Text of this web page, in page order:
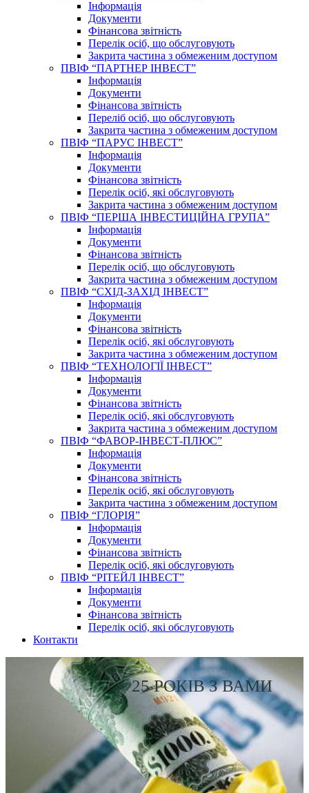
Інформація
Документи
Фінансова звітність
Перелік осіб, що обслуговують
Закрита частина з обмеженим доступом
ПВІФ “ПАРТНЕР ІНВЕСТ”
Інформація
Документи
Фінансова звітність
Переліб осіб, що обслуговують
Закрита частина з обмеженим доступом
ПВІФ “ПАРУС ІНВЕСТ”
Інформація
Документи
Фінансова звітність
Перелік осіб, які обслуговують
Закрита частина з обмеженим доступом
ПВІФ “ПЕРША ІНВЕСТИЦІЙНА ГРУПА”
Інформація
Документи
Фінансова звітність
Перелік осіб, що обслуговують
Закрита частина з обмеженим доступом
ПВІФ “СХІД-ЗАХІД ІНВЕСТ”
Інформація
Документи
Фінансова звітність
Перелік осіб, які обслуговують
Закрита частина з обмеженим доступом
ПВІФ “ТЕХНОЛОГІЇ ІНВЕСТ”
Інформація
Документи
Фінансова звітність
Перелік осіб, які обслуговують
Закрита частина з обмеженим доступом
ПВІФ “ФАВОР-ІНВЕСТ-ПЛЮС”
Інформація
Документи
Фінансова звітність
Перелік осіб, які обслуговують
Закрита частина з обмеженим доступом
ПВІФ “ГЛОРІЯ”
Інформація
Документи
Фінансова звітність
Перелік осіб, які обслуговують
ПВІФ “РІТЕЙЛ ІНВЕСТ”
Інформація
Документи
Фінансова звітність
Перелік осіб, які обслуговують
Контакти
25 РОКІВ З ВАМИ